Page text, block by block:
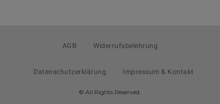
AGB Widerrufsbelehrung
Datenschutzerklärung Impressum & Kontakt
© All Rights Reserved.